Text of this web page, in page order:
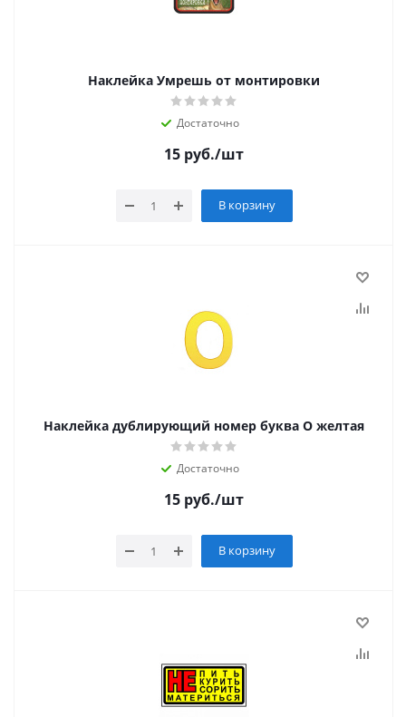
Наклейка Умрешь от монтировки
Достаточно
15 руб./шт
В корзину
Наклейка дублирующий номер буква О желтая
Достаточно
15 руб./шт
В корзину